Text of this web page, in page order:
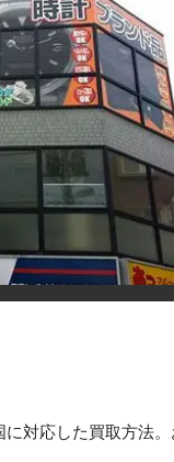
に対応した買取方法